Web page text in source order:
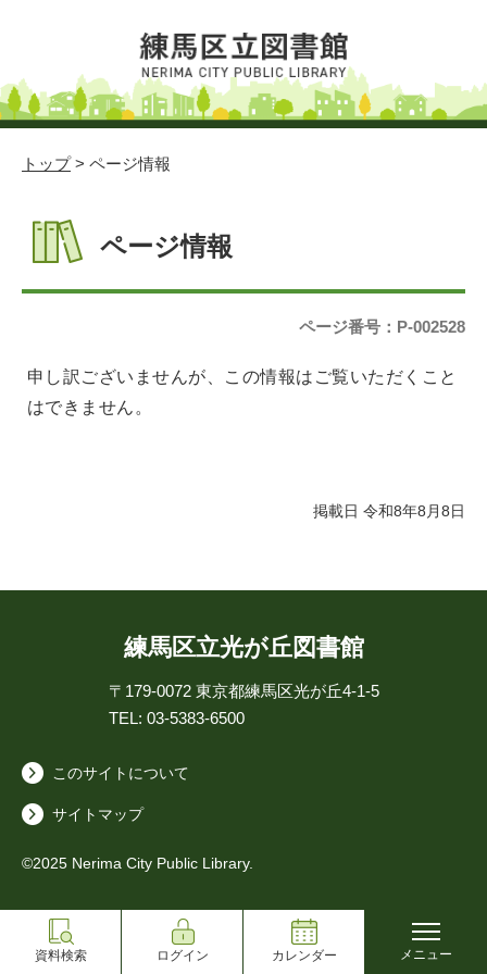
トップ> ページ情報
ページ情報
ページ番号：P-002528
申し訳ございませんが、この情報はご覧いただくこと
はできません。
掲載日 令和8年8月8日
練馬区立光が丘図書館
〒179-0072 東京都練馬区光が丘4-1-5
TEL: 03-5383-6500
このサイトについて
サイトマップ
©2025 Nerima City Public Library.
資料検索 ログイン カレンダー メニュー